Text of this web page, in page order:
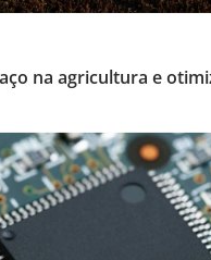
na agricultura e